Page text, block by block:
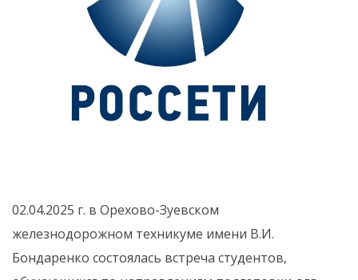
02.04.2025 г. в Орехово-Зуевском
железнодорожном техникуме имени В.И.
Бондаренко состоялась встреча студентов,